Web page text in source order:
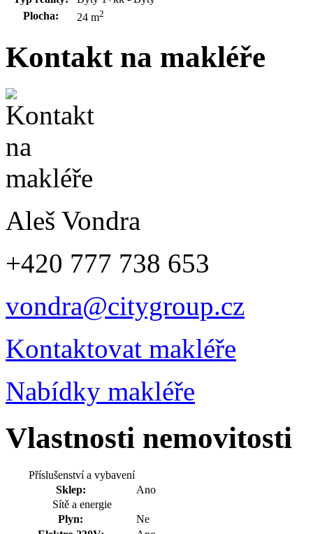
Plocha:
24 m2
Kontakt na makléře
Aleš Vondra
+420 777 738 653
vondra@citygroup.cz
Kontaktovat makléře
Nabídky makléře
Vlastnosti nemovitosti
Příslušenství a vybavení
Sklep:
Ano
Sítě a energie
Plyn:
Ne